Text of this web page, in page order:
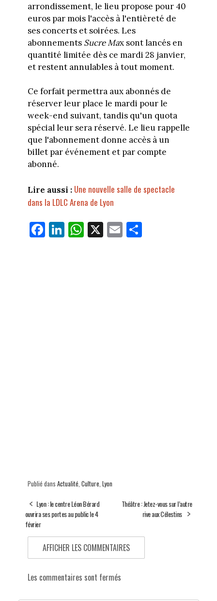
arrondissement, le lieu propose pour 40
euros par mois l'accès à l'entièreté de
ses concerts et soirées. Les
abonnements Sucre Max sont lancés en
quantité limitée dès ce mardi 28 janvier,
et restent annulables à tout moment.
Ce forfait permettra aux abonnés de
réserver leur place le mardi pour le
week-end suivant, tandis qu'un quota
spécial leur sera réservé. Le lieu rappelle
que l'abonnement donne accès à un
billet par événement et par compte
abonné.
Lire aussi : Une nouvelle salle de spectacle
dans la LDLC Arena de Lyon
Fa
ce
Li
nk
W
ha
X E
m
Pa
Publié dans Actualité, Culture, Lyon
Lyon : le centre Léon Bérard
ouvrira ses portes au public le 4
février
Théâtre : Jetez-vous sur l’autre
rive aux Célestins
AFFICHER LES COMMENTAIRES
Les commentaires sont fermés